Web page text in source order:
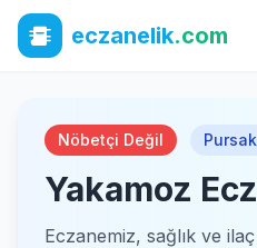
eczanelik.com
Nöbetçi Değil
Yakamoz
Eczanemiz, sağlık ve